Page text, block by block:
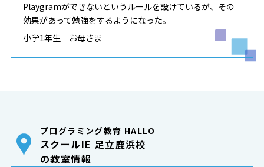
Playgramができないというルールを設けているが、その
効果があって勉強をするようになった。
小学1年生 お母さま
プログラミング教育 HALLO
スクールIE 足立鹿浜校
の教室情報